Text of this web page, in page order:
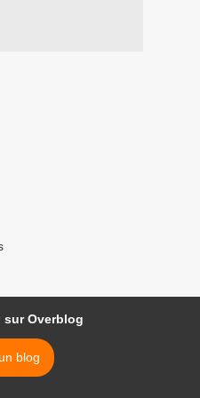
sur Overblog
blog